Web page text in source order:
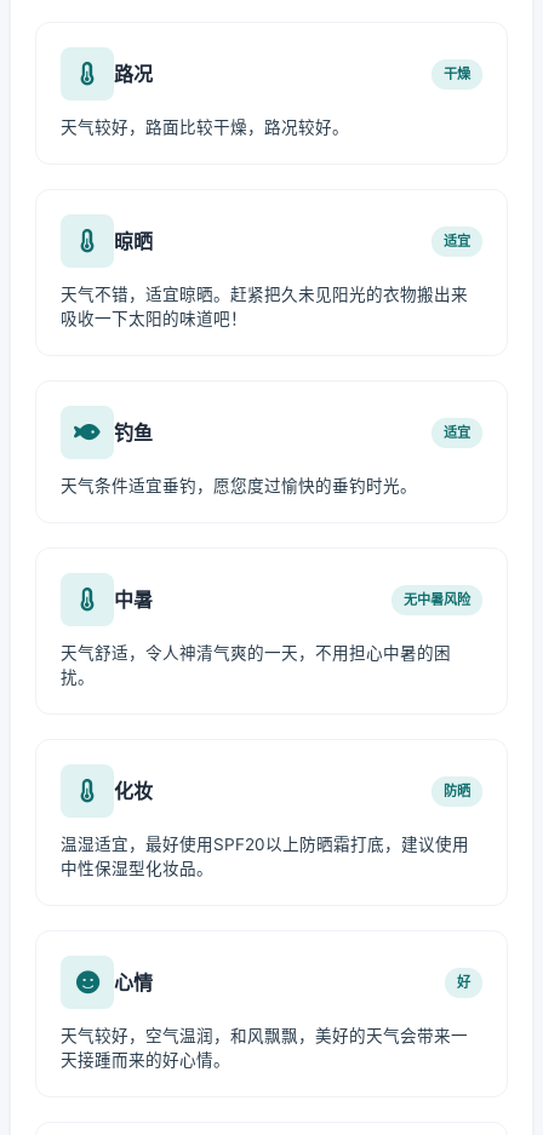
路况 干燥
天气较好，路面比较干燥，路况较好。
晾晒 适宜
天气不错，适宜晾晒。赶紧把久未见阳光的衣物搬出来
吸收一下太阳的味道吧！
钓鱼 适宜
天气条件适宜垂钓，愿您度过愉快的垂钓时光。
中暑 无中暑风险
天气舒适，令人神清气爽的一天，不用担心中暑的困
扰。
化妆 防晒
温湿适宜，最好使用SPF20以上防晒霜打底，建议使用
中性保湿型化妆品。
心情 好
天气较好，空气温润，和风飘飘，美好的天气会带来一
天接踵而来的好心情。